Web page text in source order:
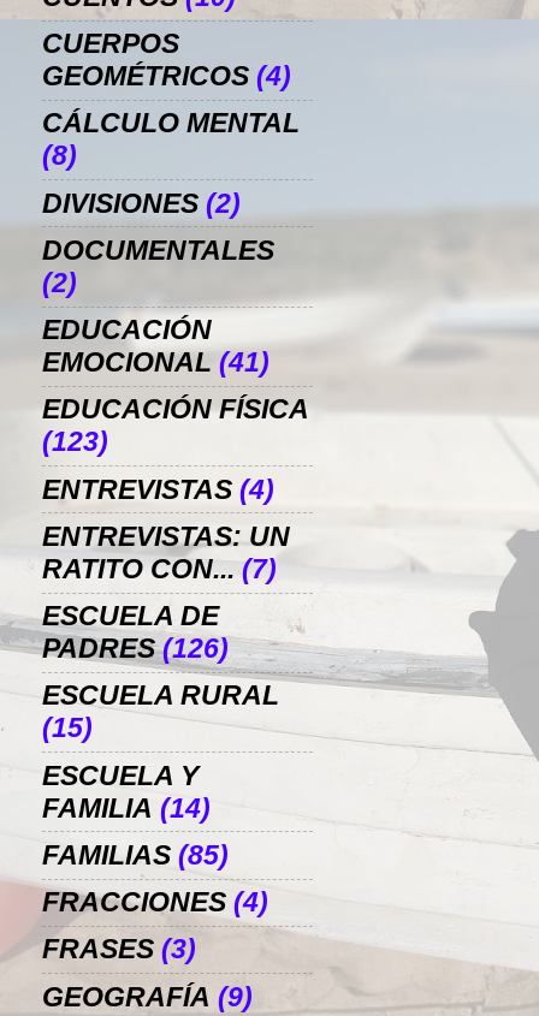
CUERPOS
GEOMÉTRICOS (4)
CÁLCULO MENTAL
(8)
DIVISIONES (2)
DOCUMENTALES
(2)
EDUCACIÓN
EMOCIONAL (41)
EDUCACIÓN FÍSICA
(123)
ENTREVISTAS (4)
ENTREVISTAS: UN
RATITO CON... (7)
ESCUELA DE
PADRES (126)
ESCUELA RURAL
(15)
ESCUELA Y
FAMILIA (14)
FAMILIAS (85)
FRACCIONES (4)
FRASES (3)
GEOGRAFÍA (9)